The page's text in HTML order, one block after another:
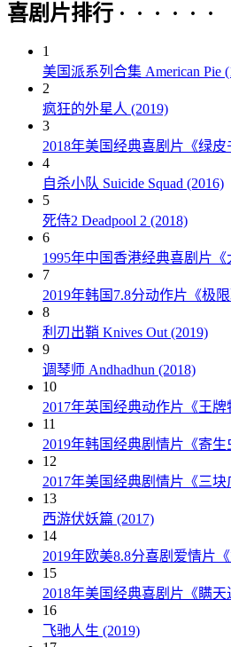
喜剧片排行 · · · · · ·
1
美国派系列合集 American Pie
2
疯狂的外星人 (2019)
3
2018年美国经典喜剧片《绿
4
自杀小队 Suicide Squad (2016)
5
死侍2 Deadpool 2 (2018)
6
1995年中国香港经典喜剧片
7
2019年韩国7.8分动作片《极
8
利刃出鞘 Knives Out (2019)
9
调琴师 Andhadhun (2018)
10
2017年英国经典动作片《王
11
2019年韩国经典剧情片《寄
12
2017年美国经典剧情片《三
13
西游伏妖篇 (2017)
14
2019年欧美8.8分喜剧爱情片
15
2018年美国经典喜剧片《瞒
16
飞驰人生 (2019)